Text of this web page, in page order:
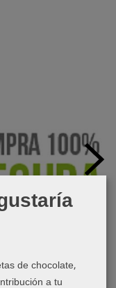
de chocolate,
a tu